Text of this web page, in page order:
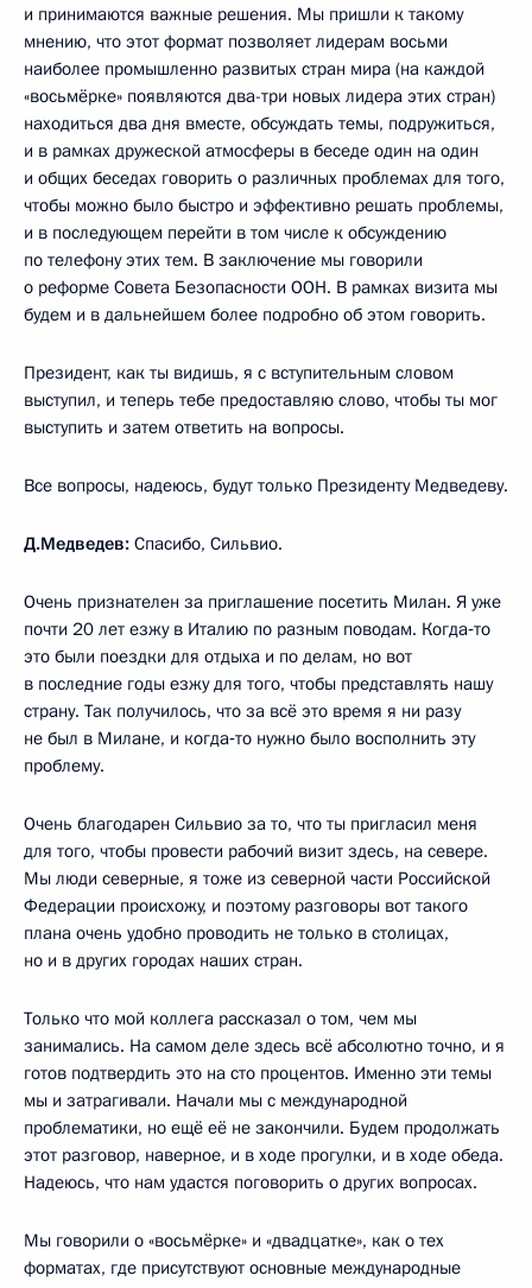
и принимаются важные решения. Мы пришли к такому
мнению, что этот формат позволяет лидерам восьми
наиболее промышленно развитых стран мира (на каждой
«восьмёрке» появляются два-три новых лидера этих стран)
находиться два дня вместе, обсуждать темы, подружиться,
и в рамках дружеской атмосферы в беседе один на один
и общих беседах говорить о различных проблемах для того,
чтобы можно было быстро и эффективно решать проблемы,
и в последующем перейти в том числе к обсуждению
по телефону этих тем. В заключение мы говорили
о реформе Совета Безопасности ООН. В рамках визита мы
будем и в дальнейшем более подробно об этом говорить.
Президент, как ты видишь, я с вступительным словом
выступил, и теперь тебе предоставляю слово, чтобы ты мог
выступить и затем ответить на вопросы.
Все вопросы, надеюсь, будут только Президенту Медведеву.
Д.Медведев: Спасибо, Сильвио.
Очень признателен за приглашение посетить Милан. Я уже
почти 20 лет езжу в Италию по разным поводам. Когда‑то
это были поездки для отдыха и по делам, но вот
в последние годы езжу для того, чтобы представлять нашу
страну. Так получилось, что за всё это время я ни разу
не был в Милане, и когда‑то нужно было восполнить эту
проблему.
Очень благодарен Сильвио за то, что ты пригласил меня
для того, чтобы провести рабочий визит здесь, на севере.
Мы люди северные, я тоже из северной части Российской
Федерации происхожу, и поэтому разговоры вот такого
плана очень удобно проводить не только в столицах,
но и в других городах наших стран.
Только что мой коллега рассказал о том, чем мы
занимались. На самом деле здесь всё абсолютно точно, и я
готов подтвердить это на сто процентов. Именно эти темы
мы и затрагивали. Начали мы с международной
проблематики, но ещё её не закончили. Будем продолжать
этот разговор, наверное, и в ходе прогулки, и в ходе обеда.
Надеюсь, что нам удастся поговорить о других вопросах.
Мы говорили о «восьмёрке» и «двадцатке», как о тех
форматах, где присутствуют основные международные